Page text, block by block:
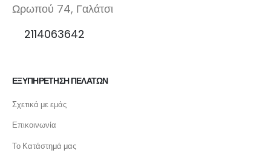
Ωρωπού 74, Γαλάτσι
2114063642
ΕΞΥΠΗΡΕΤΗΣΗ ΠΕΛΑΤΩΝ
Σχετικά με εμάς
Επικοινωνία
Το Κατάστημά μας